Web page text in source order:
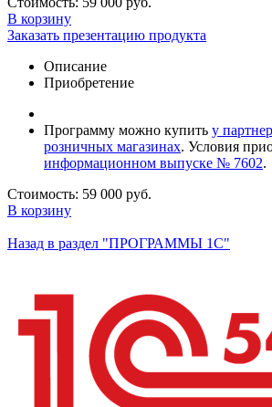
В корзину
Заказать презентацию продукта
Описание
Приобретение
Программу можно купить у
розничных магазинах. Условия
информационном выпуске № 7602.
Стоимость: 59 000 руб.
В корзину
Назад в раздел "ПРОГРАММЫ 1С"